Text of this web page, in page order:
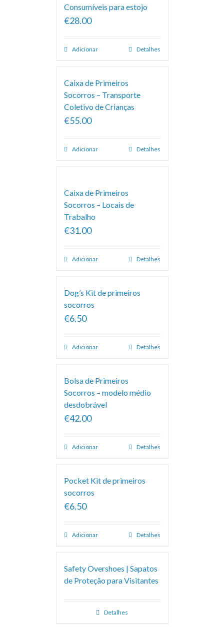
Consumíveis para estojo
€28.00
Adicionar Detalhes
Caixa de Primeiros
Socorros – Transporte
Coletivo de Crianças
€55.00
Adicionar Detalhes
Caixa de Primeiros
Socorros – Locais de
Trabalho
€31.00
Adicionar Detalhes
Dog’s Kit de primeiros
socorros
€6.50
Adicionar Detalhes
Bolsa de Primeiros
Socorros – modelo médio
desdobrável
€42.00
Adicionar Detalhes
Pocket Kit de primeiros
socorros
€6.50
Adicionar Detalhes
Safety Overshoes | Sapatos
de Proteção para Visitantes
Detalhes